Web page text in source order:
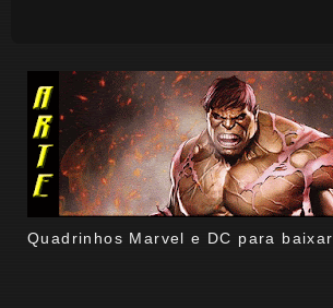
Quadrinhos Marvel e DC para baixar.